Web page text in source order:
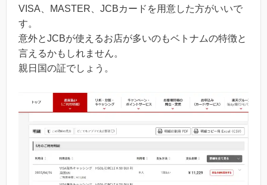
VISA、MASTER、JCBカードを用意した方がいいで
す。
意外とJCBが使えるお店が多いのもベトナムの特徴と
言えるかもしれません。
親日国の証でしょう。